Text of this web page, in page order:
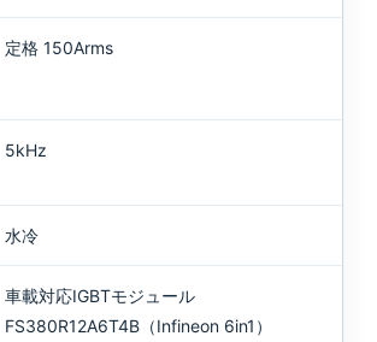
定格 150Arms
5kHz
水冷
車載対応IGBTモジュール
FS380R12A6T4B（Infineon 6in1）